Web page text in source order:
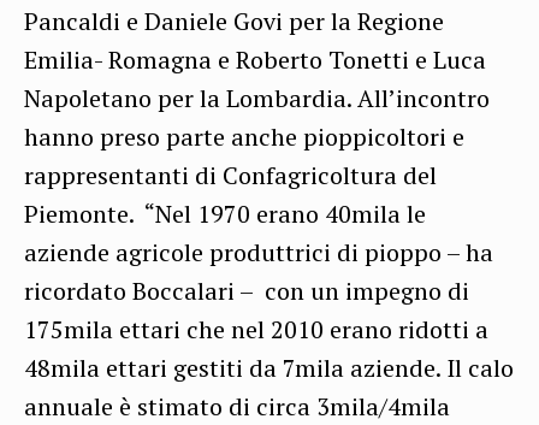
Pancaldi e Daniele Govi per la Regione
Emilia- Romagna e Roberto Tonetti e Luca
Napoletano per la Lombardia. All’incontro
hanno preso parte anche pioppicoltori e
rappresentanti di Confagricoltura del
Piemonte. “Nel 1970 erano 40mila le
aziende agricole produttrici di pioppo – ha
ricordato Boccalari – con un impegno di
175mila ettari che nel 2010 erano ridotti a
48mila ettari gestiti da 7mila aziende. Il calo
annuale è stimato di circa 3mila/4mila